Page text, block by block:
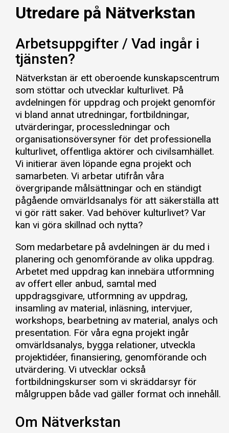
Utredare på Nätverkstan
Arbetsuppgifter / Vad ingår i
tjänsten?
Nätverkstan är ett oberoende kunskapscentrum
som stöttar och utvecklar kulturlivet. På
avdelningen för uppdrag och projekt genomför
vi bland annat utredningar, fortbildningar,
utvärderingar, processledningar och
organisationsöversyner för det professionella
kulturlivet, offentliga aktörer och civilsamhället.
Vi initierar även löpande egna projekt och
samarbeten. Vi arbetar utifrån våra
övergripande målsättningar och en ständigt
pågående omvärldsanalys för att säkerställa att
vi gör rätt saker. Vad behöver kulturlivet? Var
kan vi göra skillnad och nytta?
Som medarbetare på avdelningen är du med i
planering och genomförande av olika uppdrag.
Arbetet med uppdrag kan innebära utformning
av offert eller anbud, samtal med
uppdragsgivare, utformning av uppdrag,
insamling av material, inläsning, intervjuer,
workshops, bearbetning av material, analys och
presentation. För våra egna projekt ingår
omvärldsanalys, bygga relationer, utveckla
projektidéer, finansiering, genomförande och
utvärdering. Vi utvecklar också
fortbildningskurser som vi skräddarsyr för
målgruppen både vad gäller format och innehåll.
Om Nätverkstan